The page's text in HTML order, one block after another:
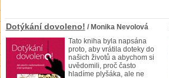
Dotýkání dovoleno! / Monika Nevolová
Tato kniha byla napsána
proto, aby vrátila doteky do
našich životů a abychom si
uvědomili, proč často
hladíme plyšáka, ale ne